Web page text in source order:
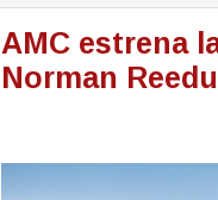
AMC estrena
Norman